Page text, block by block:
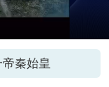
秦始皇